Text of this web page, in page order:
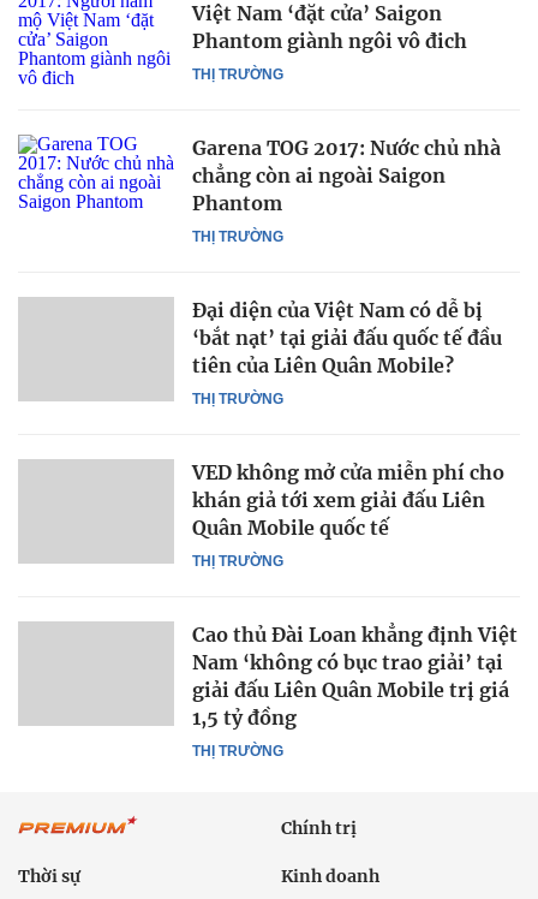
THỊ TRƯỜNG
Việt Nam ‘đặt cửa’ Saigon
Phantom giành ngôi vô đich
THỊ TRƯỜNG
Garena TOG 2017: Nước chủ nhà
chẳng còn ai ngoài Saigon
Phantom
THỊ TRƯỜNG
Đại diện của Việt Nam có dễ bị
‘bắt nạt’ tại giải đấu quốc tế đầu
tiên của Liên Quân Mobile?
THỊ TRƯỜNG
VED không mở cửa miễn phí cho
khán giả tới xem giải đấu Liên
Quân Mobile quốc tế
THỊ TRƯỜNG
Cao thủ Đài Loan khẳng định Việt
Nam ‘không có bục trao giải’ tại
giải đấu Liên Quân Mobile trị giá
1,5 tỷ đồng
Chính trị
Thời sự Kinh doanh